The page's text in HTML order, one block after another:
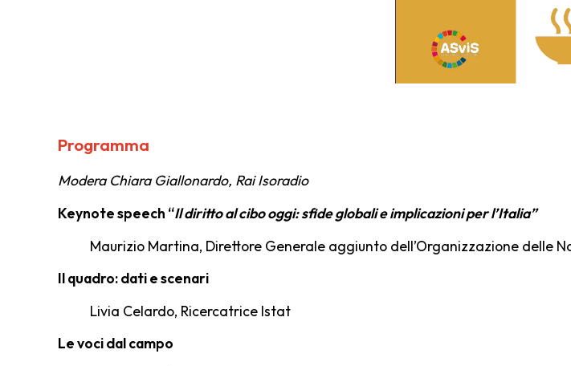
Programma
Modera Chiara Giallonardo, Rai Isoradio
Keynote speech “Il diritto al cibo oggi: sfide globali e implicazioni per l’Italia”
Maurizio Martina, Direttore Generale aggiunto dell’Organizzazione delle
Il quadro: dati e scenari
Livia Celardo, Ricercatrice Istat
Le voci dal campo